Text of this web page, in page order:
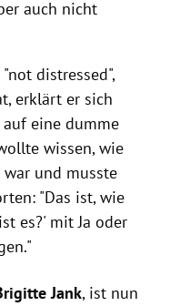
auch nicht
distressed",
erklärt er sich
eine dumme
wissen, wie
und musste
"Das ist, wie
es?' mit Ja oder
Jank, ist nun